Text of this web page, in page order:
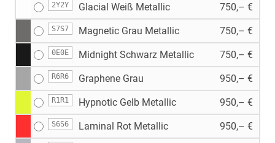
2Y2Y Glacial Weiß Metallic 750,– €
S7S7 Magnetic Grau Metallic 750,– €
0E0E Midnight Schwarz Metallic 750,– €
R6R6 Graphene Grau 950,– €
R1R1 Hypnotic Gelb Metallic 950,– €
S6S6 Laminal Rot Metallic 950,– €